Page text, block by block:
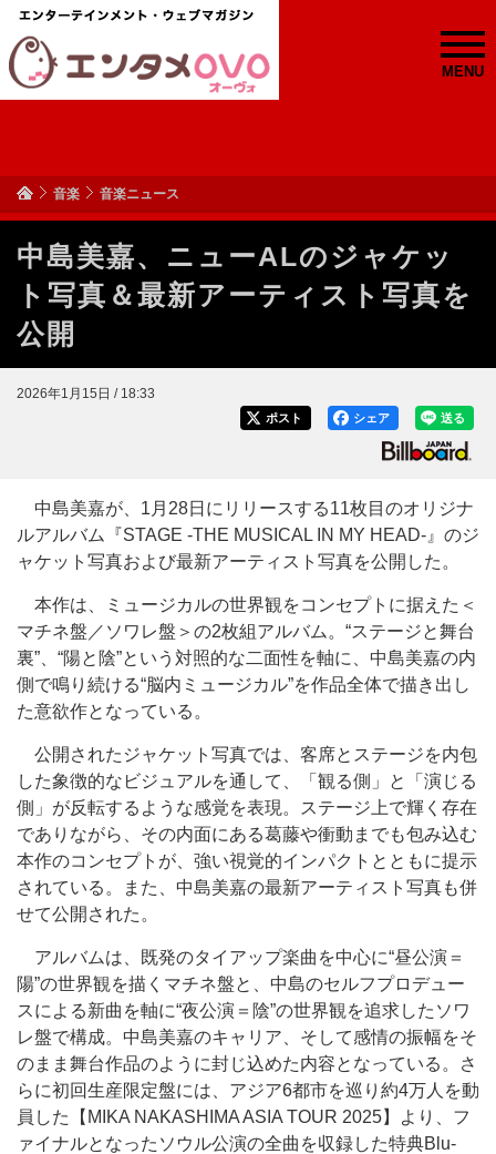
MENU
音楽 音楽ニュース
中島美嘉、ニューALのジャケッ
ト写真＆最新アーティスト写真を
公開
2026年1月15日 / 18:33
送る
シェア
ポスト
中島美嘉が、1月28日にリリースする11枚目のオリジナ
ルアルバム『STAGE -THE MUSICAL IN MY HEAD-』のジ
ャケット写真および最新アーティスト写真を公開した。
本作は、ミュージカルの世界観をコンセプトに据えた＜
マチネ盤／ソワレ盤＞の2枚組アルバム。“ステージと舞台
裏”、“陽と陰”という対照的な二面性を軸に、中島美嘉の内
側で鳴り続ける“脳内ミュージカル”を作品全体で描き出し
た意欲作となっている。
公開されたジャケット写真では、客席とステージを内包
した象徴的なビジュアルを通して、「観る側」と「演じる
側」が反転するような感覚を表現。ステージ上で輝く存在
でありながら、その内面にある葛藤や衝動までも包み込む
本作のコンセプトが、強い視覚的インパクトとともに提示
されている。また、中島美嘉の最新アーティスト写真も併
せて公開された。
アルバムは、既発のタイアップ楽曲を中心に“昼公演＝
陽”の世界観を描くマチネ盤と、中島のセルフプロデュー
スによる新曲を軸に“夜公演＝陰”の世界観を追求したソワ
レ盤で構成。中島美嘉のキャリア、そして感情の振幅をそ
のまま舞台作品のように封じ込めた内容となっている。さ
らに初回生産限定盤には、アジア6都市を巡り約4万人を動
員した【MIKA NAKASHIMA ASIA TOUR 2025】より、フ
ァイナルとなったソウル公演の全曲を収録した特典Blu-